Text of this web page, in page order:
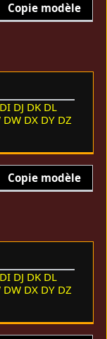
Copie modèle
DI DJ DK DL
DW DX DY DZ
Copie modèle
DI DJ DK DL
DW DX DY DZ